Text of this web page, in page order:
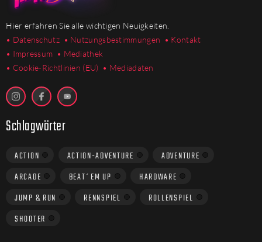
Hier erfahren Sie alle wichtigen Neuigkeiten.
• Datenschutz • Nutzungsbestimmungen • Kontakt
• Impressum • Mediathek
• Cookie-Richtlinien (EU) • Mediadaten
Schlagwörter
ACTION ACTION-ADVENTURE
ADVENTURE
ARCADE
BEAT´EM UP
HARDWARE
JUMP & RUN
RENNSPIEL
ROLLENSPIEL
SHOOTER